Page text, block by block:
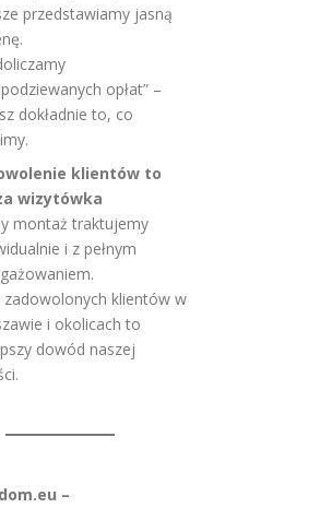
przedstawiamy jasną
opłat” –
dokładnie to, co
klientów to
wizytówka
montaż traktujemy
i z pełnym
zadowolonych klientów w
i okolicach to
dowód naszej
–